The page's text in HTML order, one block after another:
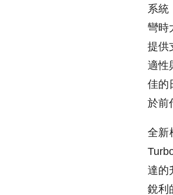
系統
彎時
提供
適性
佳的
於前
全新
達的
銳利